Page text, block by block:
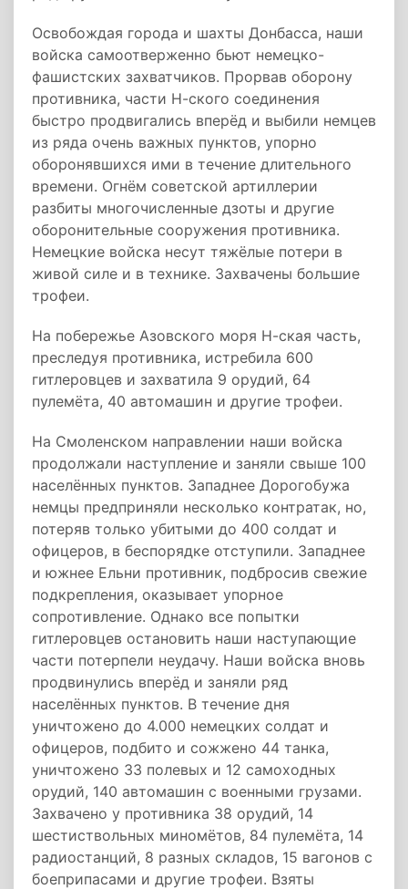
Освобождая города и шахты Донбасса, наши
войска самоотверженно бьют немецко-
фашистских захватчиков. Прорвав оборону
противника, части Н-ского соединения
быстро продвигались вперёд и выбили немцев
из ряда очень важных пунктов, упорно
оборонявшихся ими в течение длительного
времени. Огнём советской артиллерии
разбиты многочисленные дзоты и другие
оборонительные сооружения противника.
Немецкие войска несут тяжёлые потери в
живой силе и в технике. Захвачены большие
трофеи.
На побережье Азовского моря Н-ская часть,
преследуя противника, истребила 600
гитлеровцев и захватила 9 орудий, 64
пулемёта, 40 автомашин и другие трофеи.
На Смоленском направлении наши войска
продолжали наступление и заняли свыше 100
населённых пунктов. Западнее Дорогобужа
немцы предприняли несколько контратак, но,
потеряв только убитыми до 400 солдат и
офицеров, в беспорядке отступили. Западнее
и южнее Ельни противник, подбросив свежие
подкрепления, оказывает упорное
сопротивление. Однако все попытки
гитлеровцев остановить наши наступающие
части потерпели неудачу. Наши войска вновь
продвинулись вперёд и заняли ряд
населённых пунктов. В течение дня
уничтожено до 4.000 немецких солдат и
офицеров, подбито и сожжено 44 танка,
уничтожено 33 полевых и 12 самоходных
орудий, 140 автомашин с военными грузами.
Захвачено у противника 38 орудий, 14
шестиствольных миномётов, 84 пулемёта, 14
радиостанций, 8 разных складов, 15 вагонов с
боеприпасами и другие трофеи. Взяты